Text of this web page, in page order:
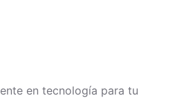
en tecnología para tu